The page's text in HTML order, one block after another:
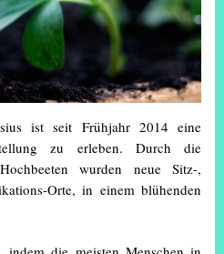
ist seit Frühjahr 2014 eine
zu erleben. Durch die
wurden neue Sitz-,
Orte, in einem blühenden